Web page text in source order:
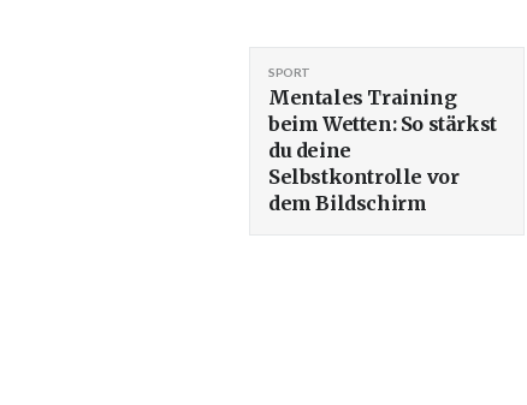
Mentales Training
beim Wetten: So stärkst
du deine
Selbstkontrolle vor
dem Bildschirm
SPORT